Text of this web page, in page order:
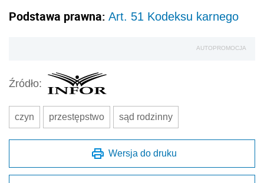
Podstawa prawna: Art. 51 Kodeksu karnego
AUTOPROMOCJA
Źródło:
czyn przestępstwo sąd rodzinny
Wersja do druku